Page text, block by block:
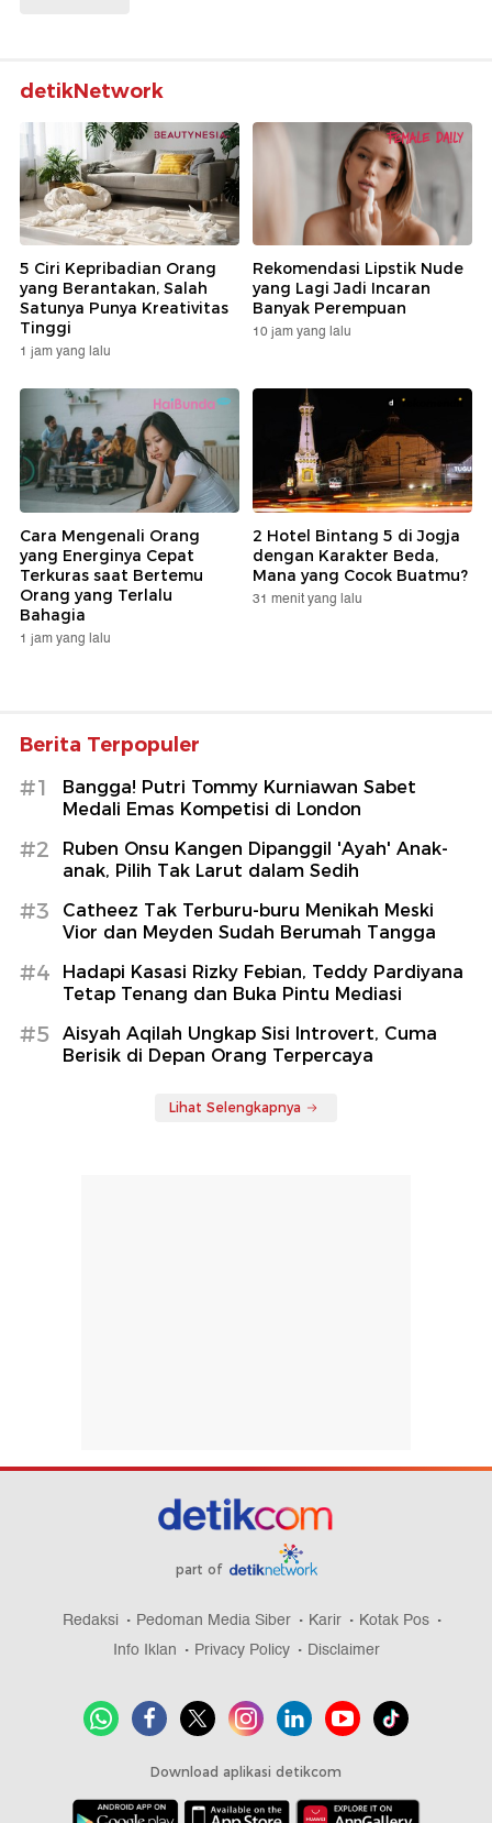
detikNetwork
5 Ciri Kepribadian Orang
yang Berantakan, Salah
Satunya Punya Kreativitas
Tinggi
1 jam yang lalu
Rekomendasi Lipstik Nude
yang Lagi Jadi Incaran
Banyak Perempuan
10 jam yang lalu
Cara Mengenali Orang
yang Energinya Cepat
Terkuras saat Bertemu
Orang yang Terlalu
Bahagia
1 jam yang lalu
2 Hotel Bintang 5 di Jogja
dengan Karakter Beda,
Mana yang Cocok Buatmu?
31 menit yang lalu
Berita Terpopuler
#1
Bangga! Putri Tommy Kurniawan Sabet
Medali Emas Kompetisi di London
#2
Ruben Onsu Kangen Dipanggil 'Ayah' Anak-
anak, Pilih Tak Larut dalam Sedih
#3
Catheez Tak Terburu-buru Menikah Meski
Vior dan Meyden Sudah Berumah Tangga
#4
Hadapi Kasasi Rizky Febian, Teddy Pardiyana
Tetap Tenang dan Buka Pintu Mediasi
#5
Aisyah Aqilah Ungkap Sisi Introvert, Cuma
Berisik di Depan Orang Terpercaya
Lihat Selengkapnya
part of
Redaksi Pedoman Media Siber Karir
Kotak Pos
Info Iklan
Privacy Policy Disclaimer
Download aplikasi detikcom